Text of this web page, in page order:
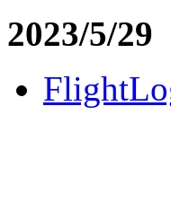
2023/5/29